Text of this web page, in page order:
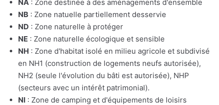
NA : Zone destinée à des aménagements d'ensemble
NB : Zone natuelle partiellement desservie
ND : Zone naturelle à protéger
NE : Zone naturelle écologique et sensible
NH : Zone d'habitat isolé en milieu agricole et subdivisé
en NH1 (construction de logements neufs autorisée),
NH2 (seule l'évolution du bâti est autorisée), NHP
(secteurs avec un intérêt patrimonial).
NI : Zone de camping et d'équipements de loisirs